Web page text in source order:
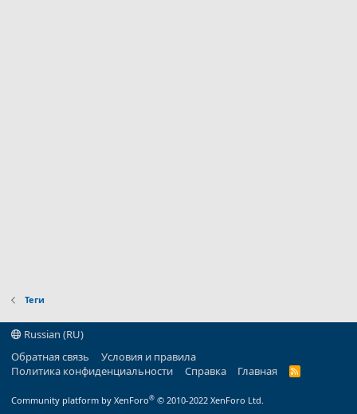
Теги
Russian (RU)
Обратная связь
Условия и правила
Политика конфиденциальности
Справка Главная
R
Community platform by XenForo® © 2010-2022 XenForo Ltd.